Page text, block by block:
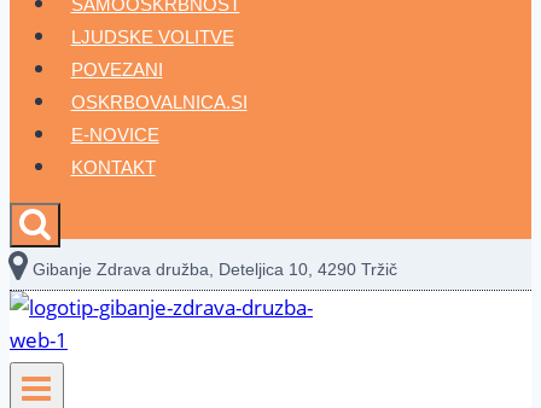
SAMOOSKRBNOST
LJUDSKE VOLITVE
POVEZANI
OSKRBOVALNICA.SI
E-NOVICE
KONTAKT
Gibanje Zdrava družba, Deteljica 10, 4290 Tržič